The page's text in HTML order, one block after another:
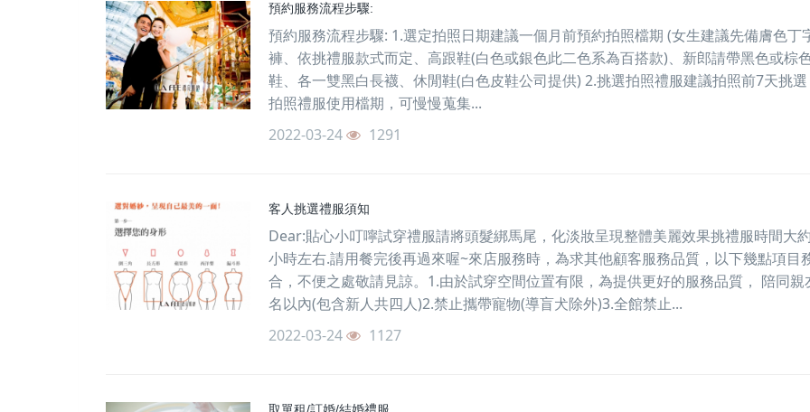
預約服務流程步驟:
預約服務流程步驟: 1.選定拍照日期建議一個月前預約拍照檔期 (女生建議先備膚色丁
褲、依挑禮服款式而定、高跟鞋(白色或銀色此二色系為百搭款)、新郎請帶黑色或棕
鞋、各一雙黑白長襪、休閒鞋(白色皮鞋公司提供) 2.挑選拍照禮服建議拍照前7天挑
拍照禮服使用檔期，可慢慢蒐集...
2022-03-24
1291
客人挑選禮服須知
Dear:貼心小叮嚀試穿禮服請將頭髮綁馬尾，化淡妝呈現整體美麗效果挑禮服時間大
小時左右.請用餐完後再過來喔~來店服務時，為求其他顧客服務品質，以下幾點項目
合，不便之處敬請見諒。1.由於試穿空間位置有限，為提供更好的服務品質， 陪同親
名以內(包含新人共四人)2.禁止攜帶寵物(導盲犬除外)3.全館禁止...
2022-03-24
1127